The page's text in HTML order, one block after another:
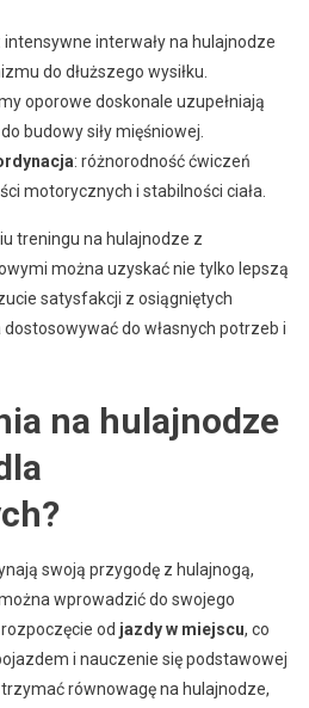
: intensywne interwały na hulajnodze
do dłuższego wysiłku.
oporowe doskonale uzupełniają
budowy siły mięśniowej.
: różnorodność ćwiczeń
motorycznych i stabilności ciała.
treningu na hulajnodze z
można uzyskać nie tylko lepszą
satysfakcji z osiągniętych
do własnych potrzeb i
na hulajnodze
swoją przygodę z hulajnogą,
wprowadzić do swojego
od jazdy w miejscu, co
i nauczenie się podstawowej
równowagę na hulajnodze,